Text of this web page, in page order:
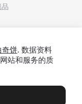
奇饼. 数据资料
站和服务的质